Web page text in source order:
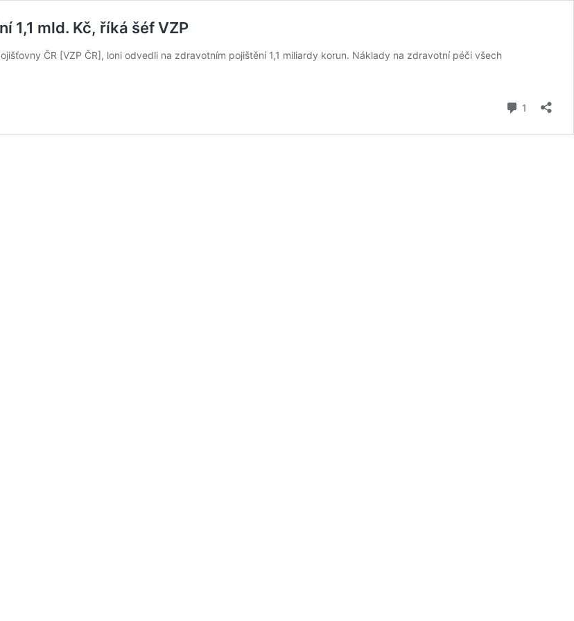
1,1 mld. Kč, říká šéf VZP
ČR [VZP ČR], loni odvedli na zdravotním pojištění 1,1 miliardy korun. Náklady na zdravotní péči všech
1 komentář